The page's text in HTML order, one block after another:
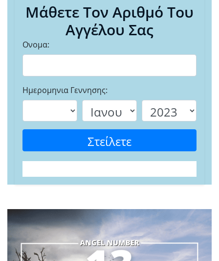
Μάθετε Τον Αριθμό Του
Αγγέλου Σας
Ονομα:
Ημερομηνια Γεννησης:
Στείλετε